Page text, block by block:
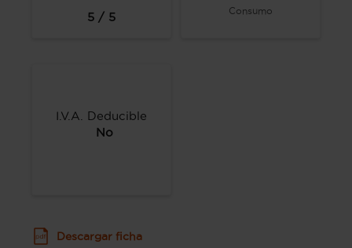
5 / 5 Consumo
I.V.A. Deducible
No
Descargar ficha